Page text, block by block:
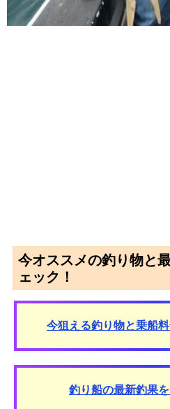
今オススメの釣り物と
ェック！
今狙える釣り物と乗船
釣り船の最新釣果を